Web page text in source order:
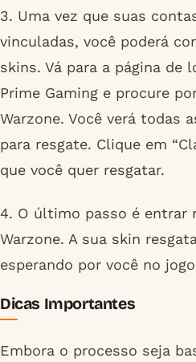
3. Uma vez que suas
vinculadas, você poderá
skins. Vá para a página de
Prime Gaming e procure
Warzone. Você verá todas
para resgate. Clique em
que você quer resgatar.
4. O último passo é entrar
Warzone. A sua skin
esperando por você no
Dicas Importantes
Embora o processo seja